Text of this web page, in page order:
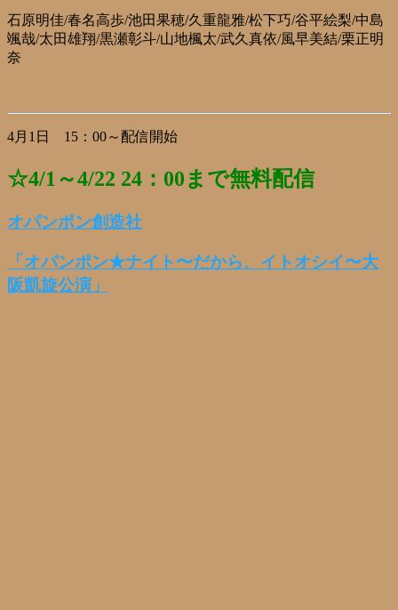
石原明佳/春名高歩/池田果穂/久重龍雅/松下巧/谷平絵梨/中島
颯哉/太田雄翔/黒瀬彰斗/山地楓太/武久真依/風早美結/栗正明
奈
4月1日 15：00～配信開始
☆4/1～4/22 24：00まで無料配信
オパンポン創造社
「オパンポン★ナイト〜だから、イトオシイ〜大
阪凱旋公演」